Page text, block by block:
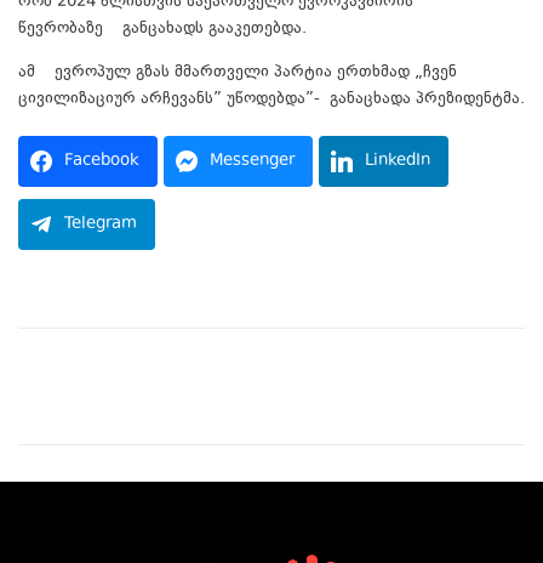
წევრობაზე განცახადს გააკეთებდა.
ამ ევროპულ გზას მმართველი პარტია ერთხმად „ჩვენ
ცივილიზაციურ არჩევანს” უწოდებდა”- განაცხადა პრეზიდენტმა.
Facebook Messenger LinkedIn
Telegram